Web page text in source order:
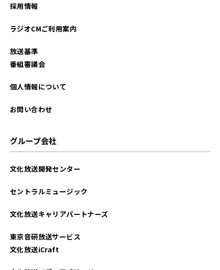
採用情報
ラジオCMご利用案内
放送基準
番組審議会
個人情報について
お問い合わせ
グループ会社
文化放送開発センター
セントラルミュージック
文化放送キャリアパートナーズ
東京音研放送サービス
文化放送iCraft